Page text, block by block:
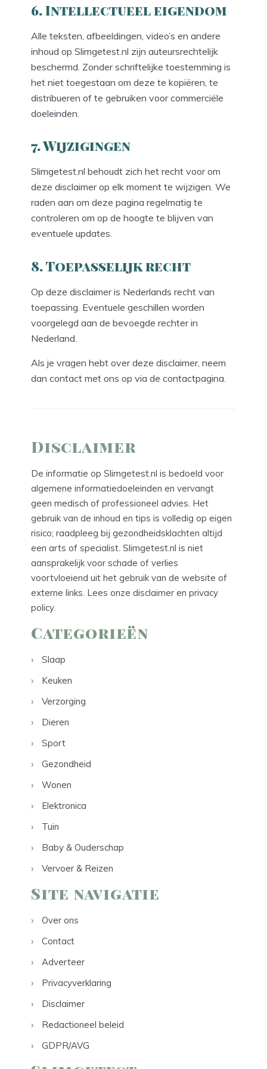
6. Intellectueel eigendom
Alle teksten, afbeeldingen, video’s en andere
inhoud op Slimgetest.nl zijn auteursrechtelijk
beschermd. Zonder schriftelijke toestemming is
het niet toegestaan om deze te kopiëren, te
distribueren of te gebruiken voor commerciële
doeleinden.
7. Wijzigingen
Slimgetest.nl behoudt zich het recht voor om
deze disclaimer op elk moment te wijzigen. We
raden aan om deze pagina regelmatig te
controleren om op de hoogte te blijven van
eventuele updates.
8. Toepasselijk recht
Op deze disclaimer is Nederlands recht van
toepassing. Eventuele geschillen worden
voorgelegd aan de bevoegde rechter in
Nederland.
Als je vragen hebt over deze disclaimer, neem
dan contact met ons op via de contactpagina.
Disclaimer
De informatie op Slimgetest.nl is bedoeld voor
algemene informatiedoeleinden en vervangt
geen medisch of professioneel advies. Het
gebruik van de inhoud en tips is volledig op eigen
risico; raadpleeg bij gezondheidsklachten altijd
een arts of specialist. Slimgetest.nl is niet
aansprakelijk voor schade of verlies
voortvloeiend uit het gebruik van de website of
externe links. Lees onze disclaimer en privacy
policy.
Categorieën
Slaap
Keuken
Verzorging
Dieren
Sport
Gezondheid
Wonen
Elektronica
Tuin
Baby & Ouderschap
Vervoer & Reizen
Site navigatie
Over ons
Contact
Adverteer
Privacyverklaring
Disclaimer
Redactioneel beleid
GDPR/AVG